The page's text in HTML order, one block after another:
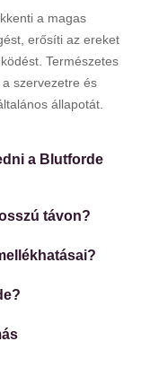
a magas
erősíti az ereket
Természetes
szervezetre és
állapotát.
a Blutforde
távon?